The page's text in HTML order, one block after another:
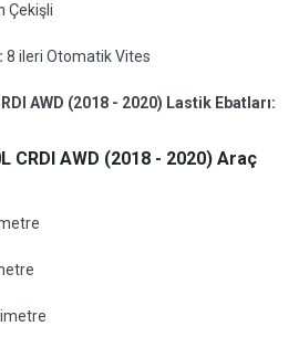
Çekişli
8 ileri Otomatik Vites
AWD (2018 - 2020) Lastik Ebatları:
CRDI AWD (2018 - 2020) Araç